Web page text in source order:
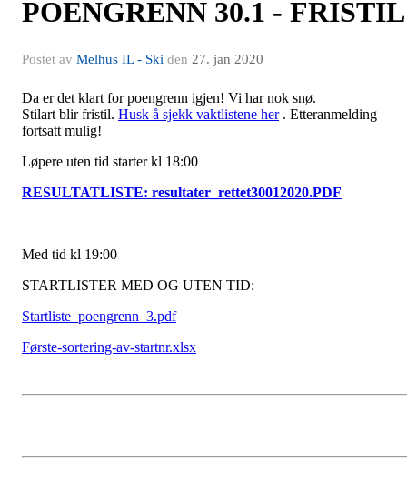
POENGRENN 30.1 - FRISTIL
Postet av Melhus IL - Ski den 27. jan 2020
Da er det klart for poengrenn igjen! Vi har nok snø.
Stilart blir fristil. Husk å sjekk vaktlistene her. Etteranmelding
fortsatt mulig!
Løpere uten tid starter kl 18:00
RESULTATLISTE: resultater_rettet30012020.PDF
Med tid kl 19:00
STARTLISTER MED OG UTEN TID:
Startliste_poengrenn_3.pdf
Første-sortering-av-startnr.xlsx